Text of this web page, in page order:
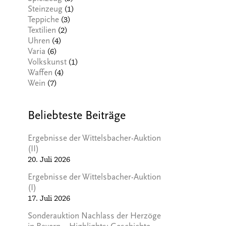
Steinzeug (1)
Teppiche (3)
Textilien (2)
Uhren (4)
Varia (6)
Volkskunst (1)
Waffen (4)
Wein (7)
Beliebteste Beiträge
Ergebnisse der Wittelsbacher-Auktion
(II)
20. Juli 2026
Ergebnisse der Wittelsbacher-Auktion
(I)
17. Juli 2026
Sonderauktion Nachlass der Herzöge